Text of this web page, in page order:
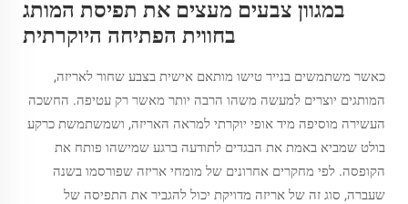
במגוון צבעים מעצים את תפיסת המותג
בחווית הפתיחה היוקרתית
כאשר משתמשים בנייר טישו מותאם אישית בצבע שחור לאריזה,
המותגים יוצרים למעשה משהו הרבה יותר מאשר רק עטיפה. החשכה
העשירה מוסיפה מיד אופי יוקרתי למראה האריזה, ושמשתמשת כרקע
בולט שמביא באמת את הבגדים לתודעה ברגע שמישהו פותח את
הקופסה. לפי מחקרים אחרונים של מומחי אריזה שפורסמו בשנה
שעברה, סוג זה של אריזה מדויקת יכול להגביר את התפיסה של